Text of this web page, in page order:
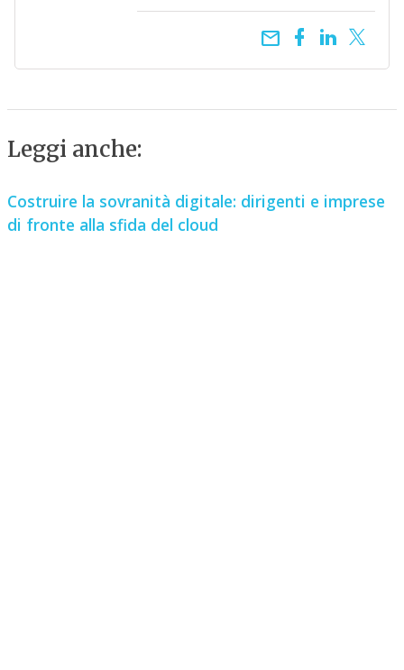
email
Leggi anche:
Costruire la sovranità digitale: dirigenti e imprese
di fronte alla sfida del cloud